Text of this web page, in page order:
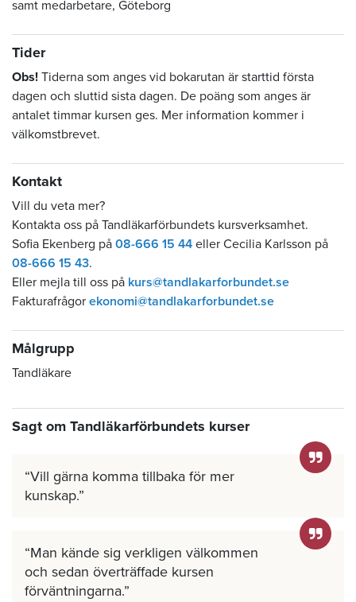
samt medarbetare, Göteborg
Tider
Obs! Tiderna som anges vid bokarutan är starttid första
dagen och sluttid sista dagen. De poäng som anges är
antalet timmar kursen ges. Mer information kommer i
välkomstbrevet.
Kontakt
Vill du veta mer?
Kontakta oss på Tandläkarförbundets kursverksamhet.
Sofia Ekenberg på 08-666 15 44 eller Cecilia Karlsson på
08-666 15 43.
Eller mejla till oss på kurs@tandlakarforbundet.se
Fakturafrågor ekonomi@tandlakarforbundet.se
Målgrupp
Tandläkare
Sagt om Tandläkarförbundets kurser
Vill gärna komma tillbaka för mer
kunskap.
Man kände sig verkligen välkommen
och sedan överträffade kursen
förväntningarna.